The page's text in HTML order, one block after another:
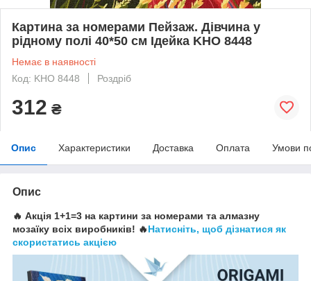
Картина за номерами Пейзаж. Дівчина у
рідному полі 40*50 см Ідейка KHO 8448
Немає в наявності
Код: KHO 8448
Роздріб
312 ₴
Опис Характеристики Доставка Оплата Умови
Опис
🔥 Акція 1+1=3 на картини за номерами та алмазну
мозаїку всіх виробників! 🔥Натисніть, щоб дізнатися як
скористатись акцією